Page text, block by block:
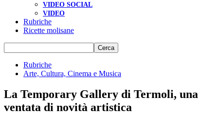
VIDEO SOCIAL
VIDEO
Rubriche
Ricette molisane
Rubriche
Arte, Cultura, Cinema e Musica
La Temporary Gallery di Termoli, una
ventata di novità artistica